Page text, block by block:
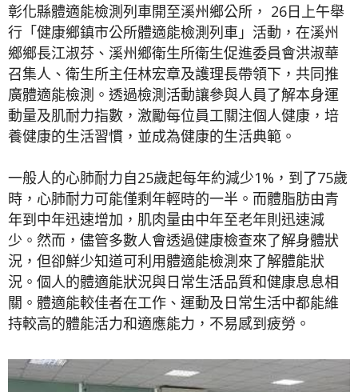
彰化縣體適能檢測列車開至溪州鄉公所， 26日上午舉
行「健康鄉鎮市公所體適能檢測列車」活動，在溪州
鄉鄉長江淑芬、溪州鄉衛生所衛生促進委員會洪淑華
召集人、衛生所主任林宏章及護理長帶領下，共同推
廣體適能檢測。透過檢測活動讓參與人員了解本身運
動量及肌耐力指數，激勵每位員工關注個人健康，培
養健康的生活習慣，並成為健康的生活典範。
一般人的心肺耐力自25歲起每年約減少1%，到了75歲
時，心肺耐力可能僅剩年輕時的一半。而體脂肪由青
年到中年迅速增加，肌肉量由中年至老年則迅速減
少。然而，儘管多數人會透過健康檢查來了解身體狀
況，但卻鮮少知道可利用體適能檢測來了解體能狀
況。個人的體適能狀況與日常生活品質和健康息息相
關。體適能較佳者在工作、運動及日常生活中都能維
持較高的體能活力和適應能力，不易感到疲勞。